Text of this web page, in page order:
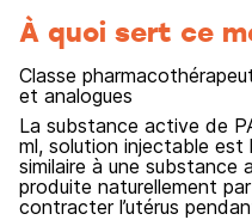
À quoi sert ce
Classe
et analogues
La substance active de
ml, solution injectable est
similaire à une substance
produite naturellement
contracter l’utérus